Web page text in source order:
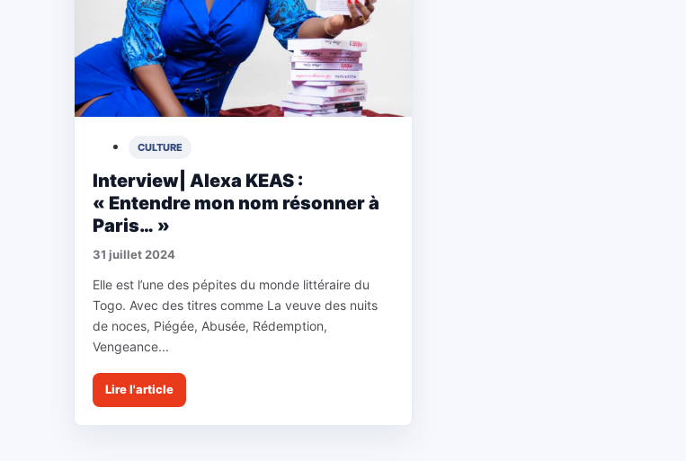
CULTURE
Interview| Alexa KEAS :
« Entendre mon nom résonner à
Paris… »
31 juillet 2024
Elle est l’une des pépites du monde littéraire du
Togo. Avec des titres comme La veuve des nuits
de noces, Piégée, Abusée, Rédemption,
Vengeance...
Lire l'article